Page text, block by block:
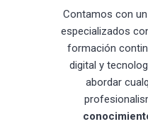
Contamos con
especializados
formación
digital y
abordar